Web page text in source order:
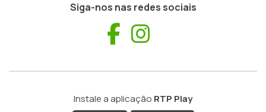
Siga-nos nas redes sociais
Facebook
Instale a aplicação RTP Play